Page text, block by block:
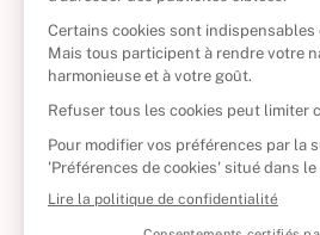
Reprendre vos livres
Qui sommes-nous ?
CD d'occasion
DVD d'occasion